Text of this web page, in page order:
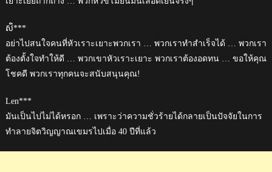
សិ***
อย่าไปสนใจคนที่หัวเราะเยาะพวกเรา … พวกเราทำสำเร็จได้ … พวกเรา
ต้องตั้งใจทำให้ดี … พวกเขาหัวเราะเยาะ พวกเราต้องอดทน … ขอให้คุณ
โชคดี พวกเราทุกคนจะสนับสนุนคุณ!
Len***
มันเป็นไปไม่ได้หรอก … เพราะว่าความชั่วร้ายได้กลายเป็นปัจจัยในการ
ทำลายจิตวิญญาณเขมรไปเมื่อ 40 ปีที่แล้ว